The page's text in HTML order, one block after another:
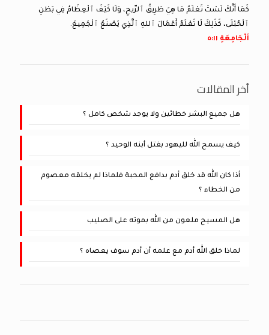
كَمَا أَنَّكَ لَسْتَ تَعْلَمُ مَا هِيَ طَرِيقُ ٱلرِّيحِ، وَلَا كَيْفَ ٱلْعِظَامُ فِي بَطْنِ
ٱلْحُبْلَى، كَذَلِكَ لَا تَعْلَمُ أَعْمَالَ ٱللهِ ٱلَّذِي يَصْنَعُ ٱلْجَمِيعَ.
اَلْجَامِعَةِ ١١:‏٥
أخر المقالات
هل جميع البشر خطائين ولا يوجد شخص كامل ؟
كيف يسمح الله لليهود بقتل أبنه الوحيد ؟
أذا كان الله قد خلق أدم بدافع المحبة فلماذا لم يخلقه معصوم
من الخطاء ؟
هل المسيح ملعون من الله بموته على الصليب
لماذا خلق الله أدم مع علمه أن أدم سوف يعصاه ؟